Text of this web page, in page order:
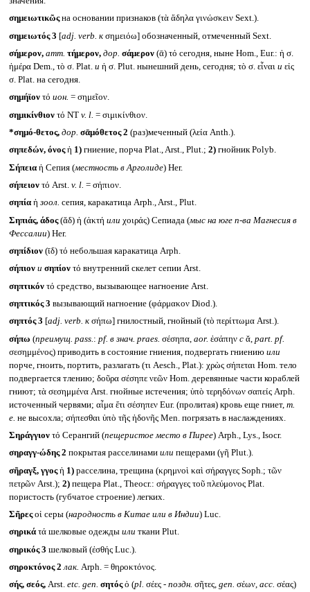
σημειωτικῶςна основании признаков (τὰ ἄδηλα γινώσκειν Sext.).
σημειωτός 3 [adj. verb. кσημειόω] обозначенный, отмеченный Sext.
σήμερον, атт. τήμερον, дор. σάμερον(ᾱ) τό сегодня, ныне Hom., Eur.: ἡ σ.
ἡμέρα Dem., τὸ σ. Plat. и ἡ σ. Plut. нынешний день, сегодня; τὸ σ. εἶναι и εἰς
σ. Plat. на сегодня.
σημήϊον τό ион. = σημεῖον.
σημικίνθιον τό NT v. l. = σιμικίνθιον.
*σημό-θετος, дор. σᾱμόθετος 2 (раз)меченный (λεία Anth.).
σηπεδών, όνοςἡ 1)гниение, порча Plat., Arst., Plut.; 2)гнойник Polyb.
Σήπεια ἡ Сепия (местность в Арголиде) Her.
σήπειον τό Arst. v. l. = σήπιον.
σηπία ἡ зоол. сепия, каракатица Arph., Arst., Plut.
Σηπιάς, άδος(ᾰδ) ἡ (ἀκτή или χοιράς) Сепиада (мыс на юге п-ва Магнесия в
Фессалии) Her.
σηπίδιον(ῑδ) τό небольшая каракатица Arph.
σήπιον и σηπίον τό внутренний скелет сепии Arst.
σηπτικόν τό средство, вызывающее нагноение Arst.
σηπτικός 3 вызывающий нагноение (φάρμακον Diod.).
σηπτός 3 [adj. verb. кσήπω] гнилостный, гнойный (τὸ περίττωμα Arst.).
σήπω (преимущ. pass. : pf. в знач. praes. σέσηπα, aor. ἐσάπην сᾰ, part. pf.
σεσημμένος) приводить в состояние гниения, подвергать гниению или
порче, гноить, портить, разлагать (τι Aesch., Plat.): χρὼς σήπεται Hom. тело
подвергается тлению; δοῦρα σέσηπε νεῶν Hom. деревянные части кораблей
гниют; τὰ σεσημμένα Arst. гнойные истечения; ὑπὸ τερηδόνων σαπείς Arph.
источенный червями; αἷμα ἔτι σέσηπεν Eur. (пролитая) кровь еще гниет, т.
е. не высохла; σήπεσθαι ὑπὸ τῆς ἡδονῆς Men. погрязать в наслаждениях.
Σηράγγιον τό Серангий (пещеристое место в Пирее) Arph., Lys., Isocr.
σηραγγ-ώδης 2 покрытая расселинами или пещерами (γῆ Plut.).
σῆραγξ, γγοςἡ 1)расселина, трещина (κρημνοὶ καὶ σήραγγες Soph.; τῶν
πετρῶν Arst.); 2)пещера Plat., Theocr.: σήραγγες τοῦ πλεύμονος Plat.
пористость (губчатое строение) легких.
Σῆρεςοἱ серы (народность в Китае или в Индии) Luc.
σηρικά τά шелковые одежды или ткани Plut.
σηρικός 3 шелковый (ἐσθής Luc.).
σηροκτόνος 2 лак. Arph. = θηροκτόνος.
σής, σεός,Arst. etc. gen. σητόςὁ (pl. σέες - поздн. σῆτες, gen. σέων, acc. σέας)